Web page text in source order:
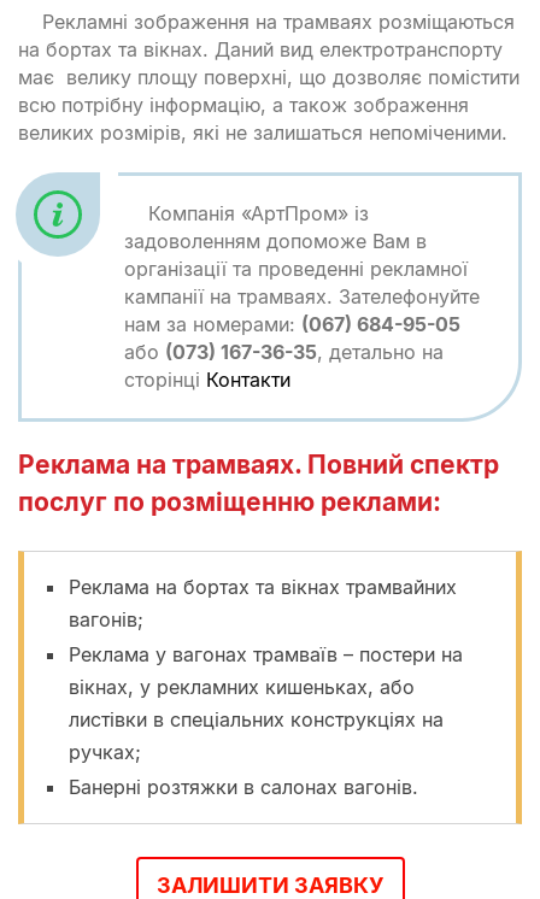
Рекламні зображення на трамваях розміщаються
на бортах та вікнах. Даний вид електротранспорту
має велику площу поверхні, що дозволяє помістити
всю потрібну інформацію, а також зображення
великих розмірів, які не залишаться непоміченими.
Компанія «АртПром» із
задоволенням допоможе Вам в
організації та проведенні рекламної
кампанії на трамваях. Зателефонуйте
нам за номерами: (067) 684-95-05
або (073) 167-36-35, детально на
сторінці Контакти
Реклама на трамваях. Повний спектр
послуг по розміщенню реклами:
Реклама на бортах та вікнах трамвайних
вагонів;
Реклама у вагонах трамваїв – постери на
вікнах, у рекламних кишеньках, або
листівки в спеціальних конструкціях на
ручках;
Банерні розтяжки в салонах вагонів.
ЗАЛИШИТИ ЗАЯВКУ